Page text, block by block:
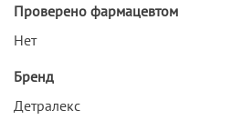
Проверено фармацевтом
Нет
Бренд
Детралекс